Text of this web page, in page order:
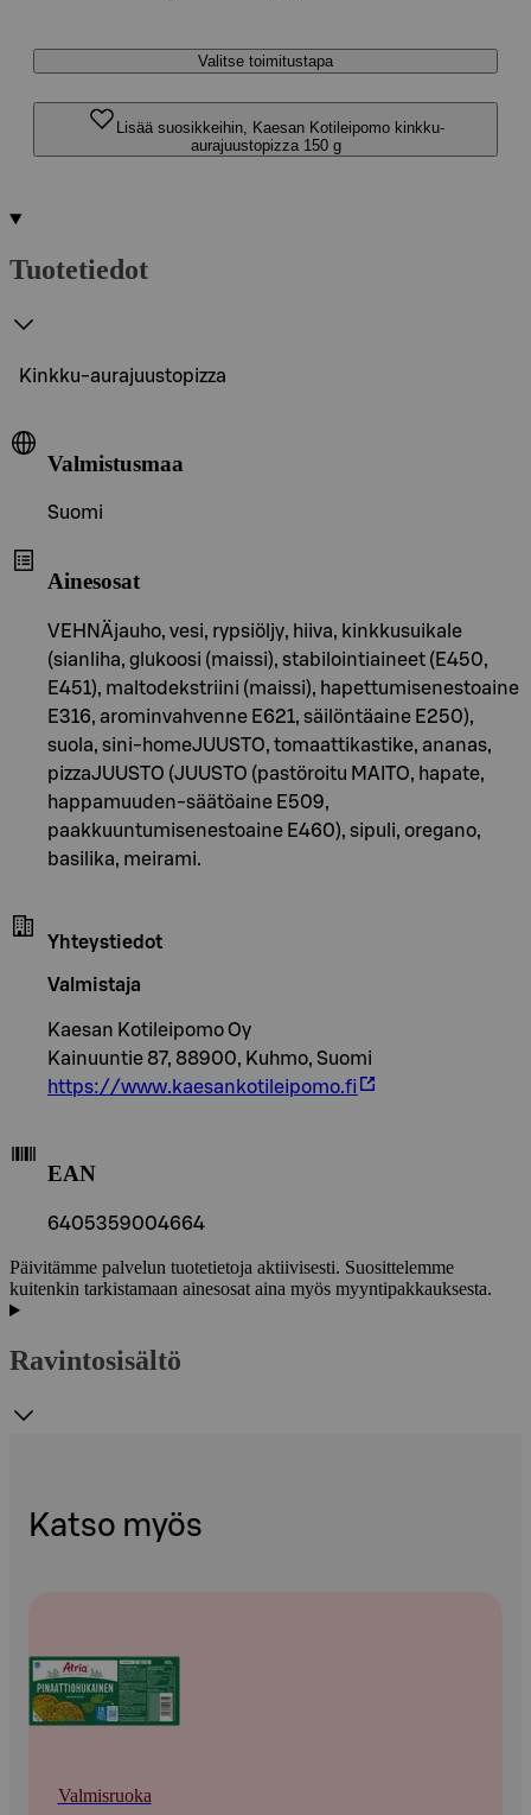
Valitse toimitustapa
Lisää suosikkeihin, Kaesan Kotileipomo kinkku-
aurajuustopizza 150 g
Tuotetiedot
Kinkku-aurajuustopizza
Valmistusmaa
Suomi
Ainesosat
VEHNÄjauho, vesi, rypsiöljy, hiiva, kinkkusuikale
(sianliha, glukoosi (maissi), stabilointiaineet (E450,
E451), maltodekstriini (maissi), hapettumisenestoaine
E316, arominvahvenne E621, säilöntäaine E250),
suola, sini-homeJUUSTO, tomaattikastike, ananas,
pizzaJUUSTO (JUUSTO (pastöroitu MAITO, hapate,
happamuuden-säätöaine E509,
paakkuuntumisenestoaine E460), sipuli, oregano,
basilika, meirami.
Yhteystiedot
Valmistaja
Kaesan Kotileipomo Oy
Kainuuntie 87, 88900, Kuhmo, Suomi
https://www.kaesankotileipomo.fi
EAN
6405359004664
Päivitämme palvelun tuotetietoja aktiivisesti. Suosittelemme
kuitenkin tarkistamaan ainesosat aina myös myyntipakkauksesta.
Ravintosisältö
Katso myös
Valmisruoka